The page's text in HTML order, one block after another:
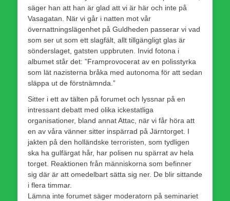
säger han att han är glad att vi är här och inte på
Vasagatan. När vi går i natten mot vår
övernattningslägenhet på Guldheden passerar vi vad
som ser ut som ett slagfält, allt tillgängligt glas är
sönderslaget, gatsten uppbruten. Invid fotona i
albumet står det: ”Framprovocerat av en polisstyrka
som lät nazisterna bråka med autonoma för att sedan
släppa ut de förstnämnda.”
Sitter i ett av tälten på forumet och lyssnar på en
intressant debatt med olika ickestatliga
organisationer, bland annat Attac, när vi får höra att
en av våra vänner sitter inspärrad på Järntorget. I
jakten på den holländske terroristen, som tydligen
ska ha gulfärgat hår, har polisen nu spärrat av hela
torget. Reaktionen från människorna som befinner
sig där är att omedelbart sätta sig ner. De blir sittande
i flera timmar.
Lämna inte forumet säger moderatorn på seminariet